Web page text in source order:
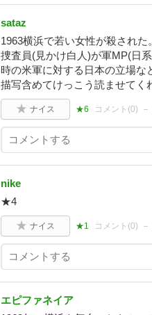
sataz
1963横浜で若い女性が殺され
捜査員(見かけ白人)が軍MP(日
時の米軍に対する日本の立場な
描写含めてけっこう読ませてく
ナイス ★6 コメント(0)
nike
★4
ナイス ★1 コメント(0)
エピファネイア